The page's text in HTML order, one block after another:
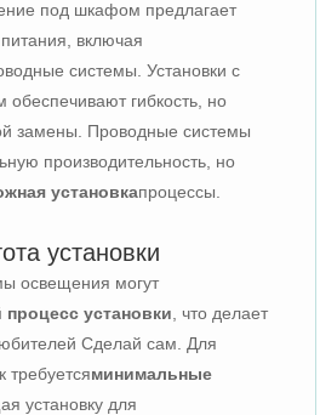
под шкафом предлагает
включая
системы. Установки с
гибкость, но
замены. Проводные системы
производительность, но
установкапроцессы.
установки
освещения могут
процесс установки , что делает
Сделай сам. Для
требуетсяминимальные
установку для